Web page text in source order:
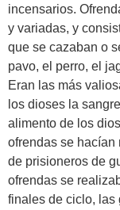
incensarios.
y variadas, y
que se cazaban o
pavo, el perro, el
Eran las más
los dioses la
alimento de los
ofrendas se hacían
de prisioneros de
ofrendas se
finales de ciclo, las